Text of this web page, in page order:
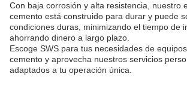
Con baja corrosión y alta resistencia, nuestro
cemento está construido para durar y puede
condiciones duras, minimizando el tiempo de
ahorrando dinero a largo plazo.
Escoge SWS para tus necesidades de
cemento y aprovecha nuestros servicios
adaptados a tu operación única.